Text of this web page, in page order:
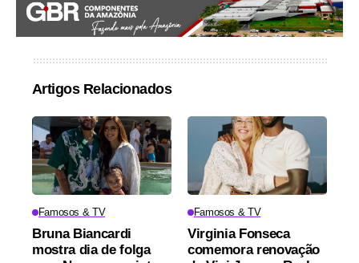
Artigos Relacionados
Famosos & TV
Bruna Biancardi
mostra dia de folga
Famosos & TV
Virginia Fonseca
comemora renovação